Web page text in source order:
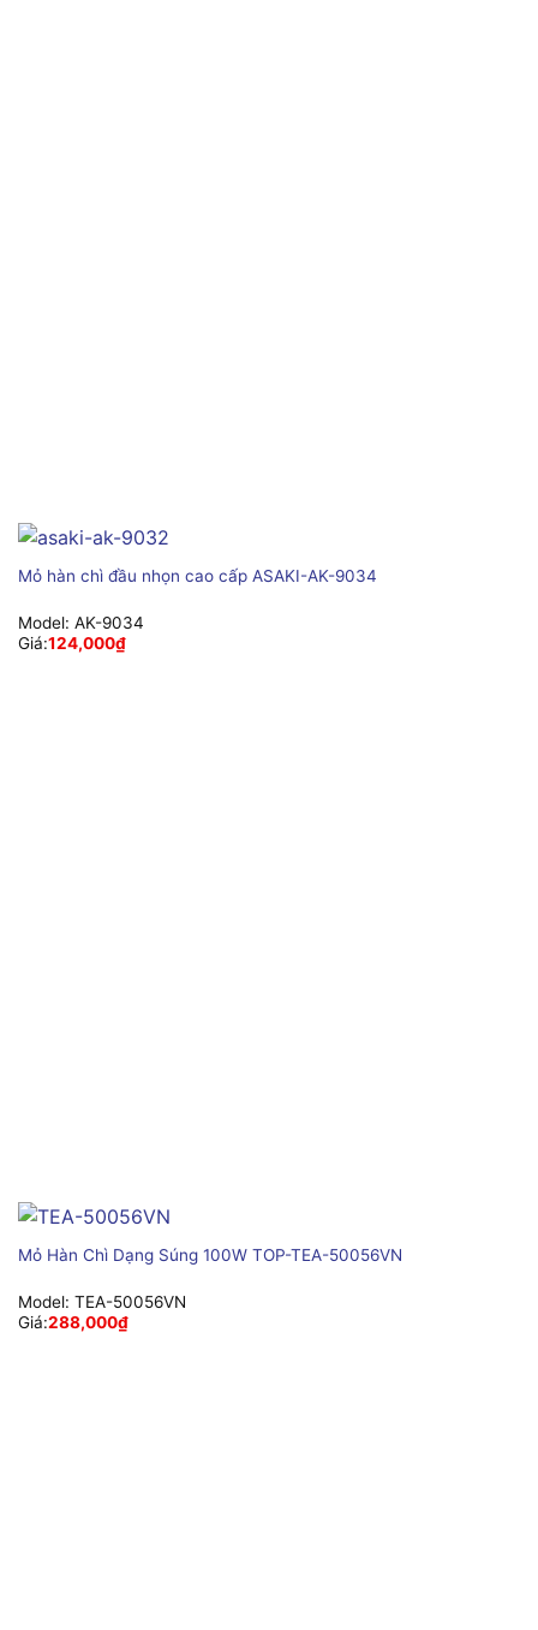
Mỏ hàn chì đầu nhọn cao cấp ASAKI-AK-9034
Model: AK-9034
Giá:124,000₫
Mỏ Hàn Chì Dạng Súng 100W TOP-TEA-50056VN
Model: TEA-50056VN
Giá:288,000₫